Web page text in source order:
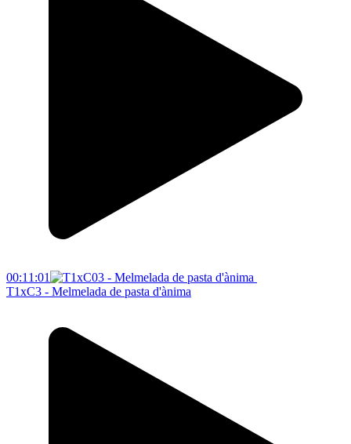
00:11:01
T1xC3 - Melmelada de pasta d'ànima